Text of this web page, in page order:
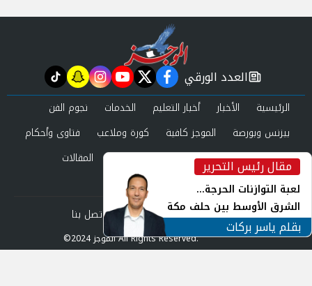
مقال رئيس التحرير
لعبة التوازنات الحرجة...
الشرق الأوسط بين حلف مكة
ورياح طهران
بقلم ياسر بركات
newspaper
العدد الورقي facebook
twitter
youtube
instagram
snapchat
tiktok
الرئيسية الأخبار أخبار التعليم الخدمات
نجوم الفن
بيزنس وبورصة
الموجز كافية كورة وملاعب
فتاوى وأحكام
صحة وجمال
عرب وعالم حوادث ومحاكم
المقالات
العدد الورقي
من نحن
سياسة الخصوصية اتصل بنا
©2024 الموجز All Rights Reserved.